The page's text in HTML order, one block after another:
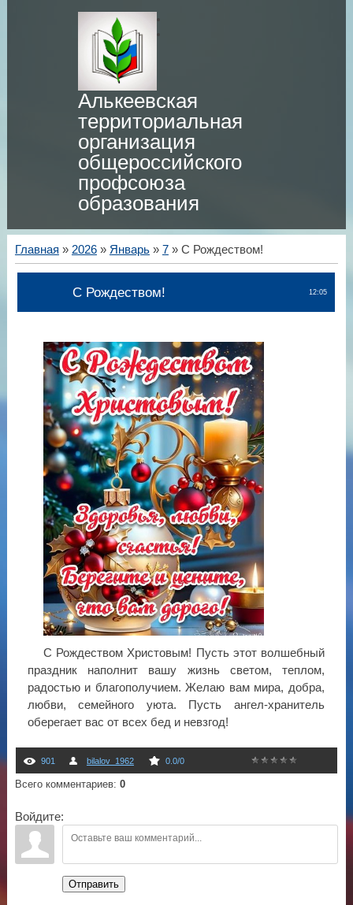
Алькеевская
территориальная
организация
общероссийского
профсоюза
образования
Главная » 2026 » Январь » 7» С Рождеством!
12:05
С Рождеством!
С Рождеством Христовым! Пусть этот волшебный
праздник наполнит вашу жизнь светом, теплом,
радостью и благополучием. Желаю вам мира, добра,
любви, семейного уюта. Пусть ангел-хранитель
оберегает вас от всех бед и невзгод!
901 bilalov_1962 0.0/0
Всего комментариев: 0
Войдите:
Отправить